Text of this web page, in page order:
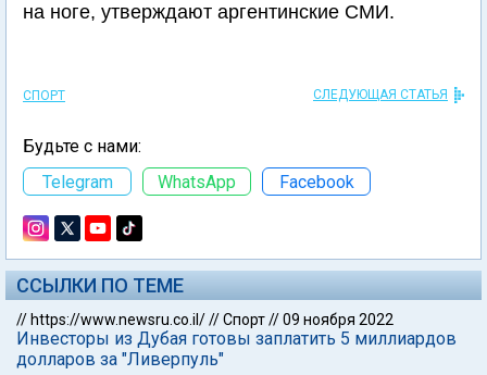
на ноге, утверждают аргентинские СМИ.
СПОРТ СЛЕДУЮЩАЯ СТАТЬЯ
Будьте с нами:
Telegram
WhatsApp Facebook
ССЫЛКИ ПО ТЕМЕ
// https://www.newsru.co.il///Спорт//09 ноября 2022
Инвесторы из Дубая готовы заплатить 5 миллиардов
долларов за "Ливерпуль"